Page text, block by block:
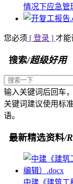
情况下应急管
您必须 [ 登录 ] 才能
搜索/超级好用
输入关键词后回车
关键词建议使用标
语。
最新精选资料/